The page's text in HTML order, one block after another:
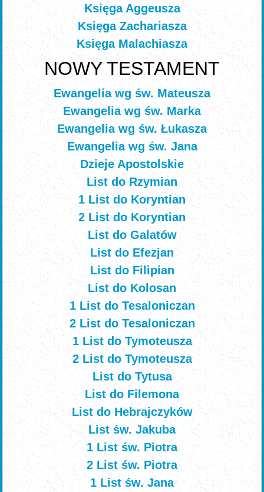
Księga Aggeusza
Księga Zachariasza
Księga Malachiasza
NOWY TESTAMENT
Ewangelia wg św. Mateusza
Ewangelia wg św. Marka
Ewangelia wg św. Łukasza
Ewangelia wg św. Jana
Dzieje Apostolskie
List do Rzymian
1 List do Koryntian
2 List do Koryntian
List do Galatów
List do Efezjan
List do Filipian
List do Kolosan
1 List do Tesaloniczan
2 List do Tesaloniczan
1 List do Tymoteusza
2 List do Tymoteusza
List do Tytusa
List do Filemona
List do Hebrajczyków
List św. Jakuba
1 List św. Piotra
2 List św. Piotra
1 List św. Jana